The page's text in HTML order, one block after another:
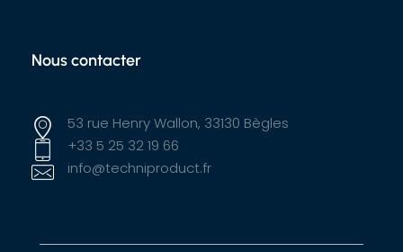
Nous contacter
53 rue Henry Wallon, 33130 Bègles
+33 5 25 32 19 66
info@techniproduct.fr